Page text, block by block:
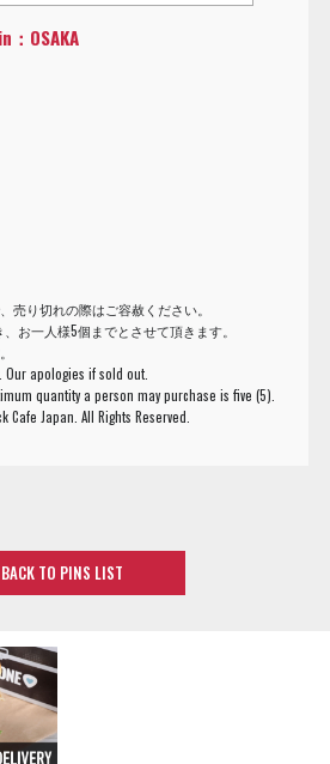
OSAKA
売り切れの際はご容赦ください。
お一人様5個までとさせて頂きます。
apologies if sold out.
quantity a person may purchase is five (5).
Cafe Japan. All Rights Reserved.
BACK TO PINS LIST